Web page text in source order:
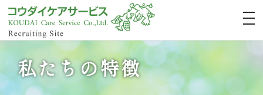
私たちの特徴